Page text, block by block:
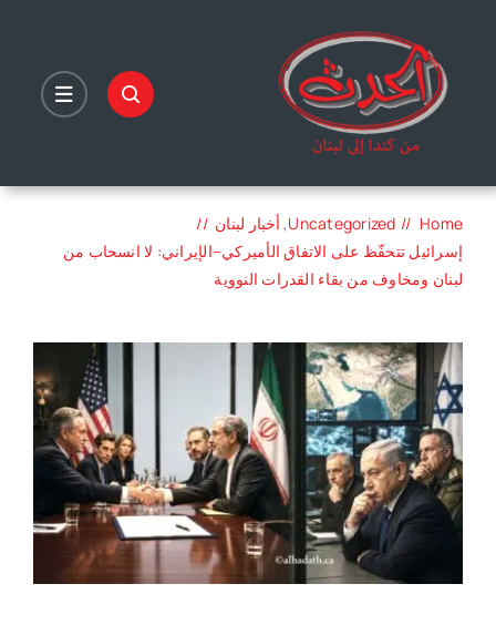
content
Home
Uncategorized أخبار لبنان
إسرائيل تتحفّظ على الاتفاق الأميركي–الإيراني: لا انسحاب من
لبنان ومخاوف من بقاء القدرات النووية